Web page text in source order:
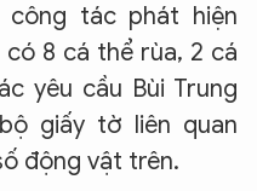
tác phát hiện
8 cá thể rùa, 2 cá
yêu cầu Bùi Trung
giấy tờ liên quan
động vật trên.